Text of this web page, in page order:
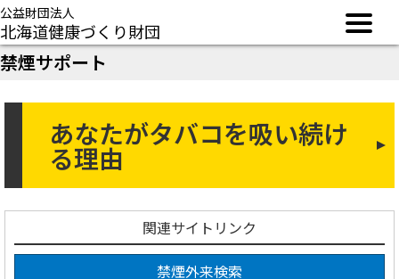
公益財団法人
北海道健康づくり財団
禁煙サポート
あなたがタバコを吸い続け
る理由
関連サイトリンク
禁煙外来検索